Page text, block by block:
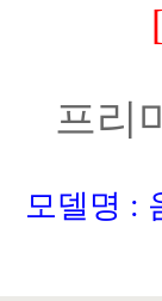
프리
모델명 :